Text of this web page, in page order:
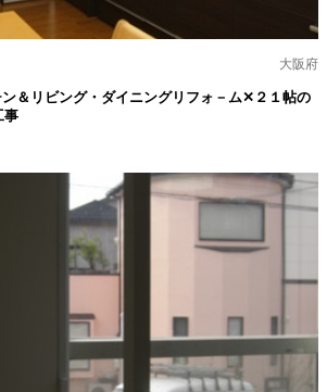
大阪府
＆リビング・ダイニングリフォ－ム✕２１帖の
事